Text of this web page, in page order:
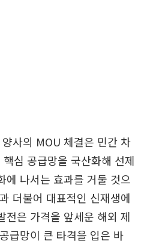
사의 MOU 체결은 민간 차
심 공급망을 국산화해 선제
에 나서는 효과를 거둘 것으
더불어 대표적인 신재생에
전은 가격을 앞세운 해외 제
급망이 큰 타격을 입은 바